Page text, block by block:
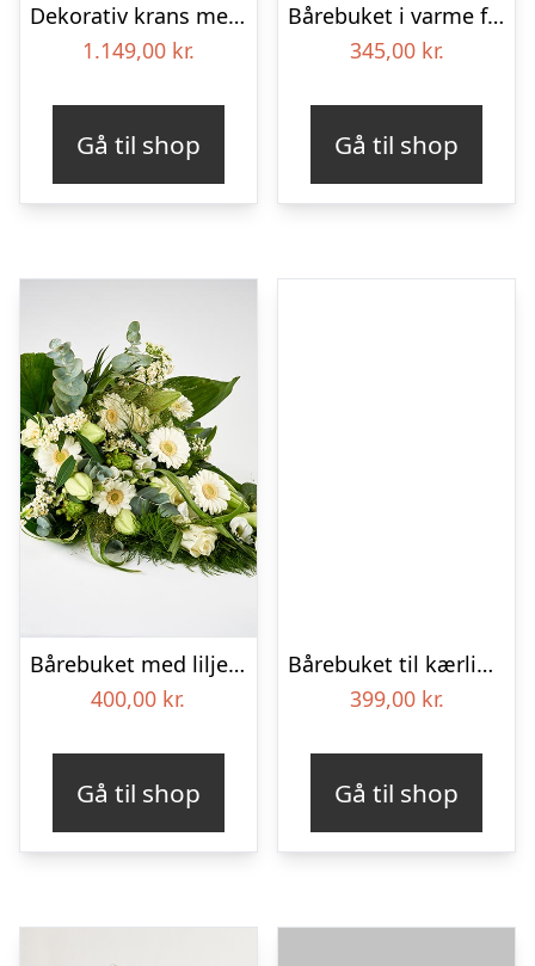
Dekorativ krans med bånd
1.149,00 kr.
Gå til shop
Bårebuket i varme farver – Blomster til begravelse
345,00 kr.
Gå til shop
Bårebuket med liljer, floristens valg – Blomster til begravelse
400,00 kr.
Gå til shop
Bårebuket til kærlige minder
399,00 kr.
Gå til shop